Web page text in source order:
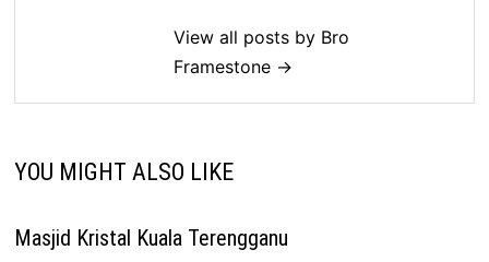
View all posts by Bro
Framestone →
YOU MIGHT ALSO LIKE
Masjid Kristal Kuala Terengganu